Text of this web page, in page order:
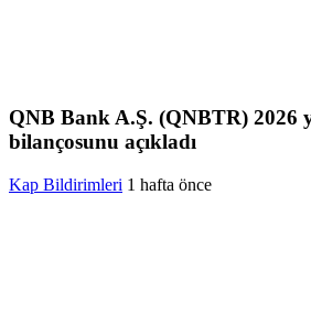
QNB Bank A.Ş. (QNBTR) 2026
bilançosunu açıkladı
Kap Bildirimleri 1 hafta önce